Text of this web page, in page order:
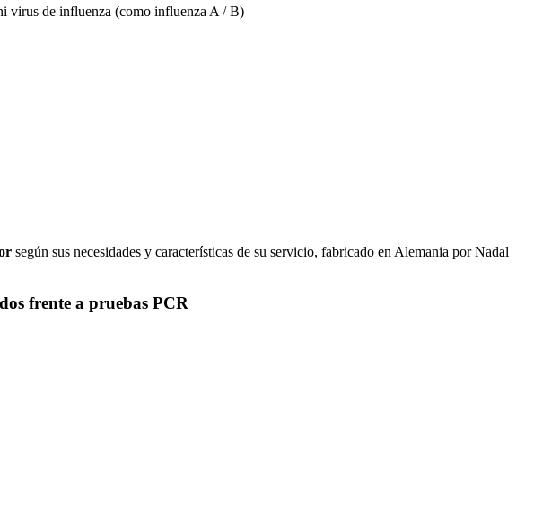
virus de influenza (como influenza A / B)
según sus necesidades y características de su servicio, fabricado en Alemania por Nadal
frente a pruebas PCR